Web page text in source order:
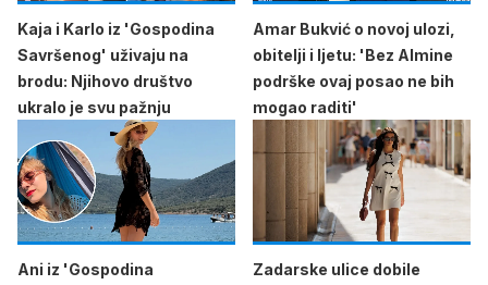
Kaja i Karlo iz 'Gospodina
Savršenog' uživaju na
brodu: Njihovo društvo
ukralo je svu pažnju
Amar Bukvić o novoj ulozi,
obitelji i ljetu: 'Bez Almine
podrške ovaj posao ne bih
mogao raditi'
Ani iz 'Gospodina
Zadarske ulice dobile